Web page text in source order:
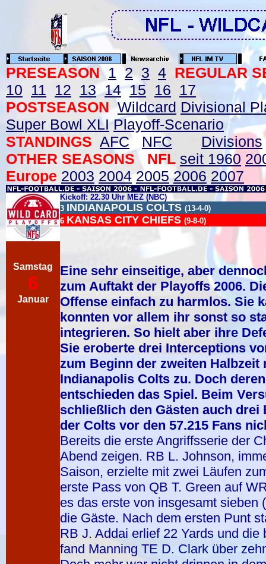
PRESEASON 1 2 3 4 REGULAR
10
11 12 13 14 15 16
17
POSTSEASON Wildcard Divisional
Super Bowl XLI Playoff-Scenario
STANDINGS AFC NFC
Divisions
OTHER SEASONS NFL seit 1960
Europe 2003 2004 2005 2006 2007
Samstag
6
Januar
Kickoff: 22.30 Uhr MEZ (NBC)
3 INDIANAPOLIS COLTS (13-4-0)
6 KANSAS CITY CHIEFS (9-8-0)
Eine sehr einseitige, aber
zum Auftakt der Playoffs 2006.
Offense einfach zu harmlos. Sie
konnten vor allem ihr sonst so
integrieren. So hielt aber ihre
Sie eroberte drei Interceptions
zum Beginn der zweiten
Indianapolis Colts zu. Doch
entschieden das Spiel. Beim
schließlich den Gästen auch
der Colts vor den 57.215 Fans
Bereits die erste Angriffsserie der
Abend zeigen. RB L. Johnson,
Saison, erzielte mit zwei Läufen
erste Pass von QB T. Green auf
es das erste von insgesamt sieben
die Gäste. Nach dem ersten Punt
RB J. Addai erlief 22 Yards und
fand Manning TE D. Clark über